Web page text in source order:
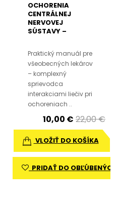
OCHORENIA
CENTRÁLNEJ
NERVOVEJ
SÚSTAVY –
VÝZNAMNÉ
INTERAKCIE LIEČIV
PRE VŠEOBECNÝCH
LEKÁROV
Praktický manuál pre
všeobecných lekárov
– komplexný
sprievodca
interakciami liečiv pri
ochoreniach ..
10,00 € 22,00 €
VLOŽIŤ DO KOŠÍKA
PRIDAŤ DO OBĽÚBENÝCH